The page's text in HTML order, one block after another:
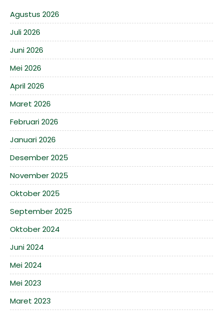
Agustus 2026
Juli 2026
Juni 2026
Mei 2026
April 2026
Maret 2026
Februari 2026
Januari 2026
Desember 2025
November 2025
Oktober 2025
September 2025
Oktober 2024
Juni 2024
Mei 2024
Mei 2023
Maret 2023